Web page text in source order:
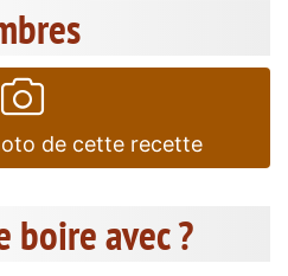
de cette recette
boire avec ?